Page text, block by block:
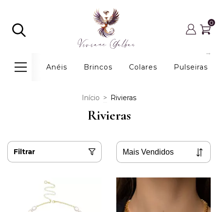
0
Anéis Brincos Colares Pulseiras
Início > Rivieras
Rivieras
Filtrar